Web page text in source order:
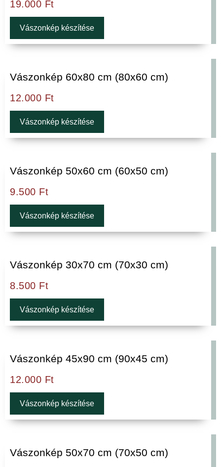
19.000 Ft
Vászonkép készítése
Vászonkép 60x80 cm (80x60 cm)
12.000 Ft
Vászonkép készítése
Vászonkép 50x60 cm (60x50 cm)
9.500 Ft
Vászonkép készítése
Vászonkép 30x70 cm (70x30 cm)
8.500 Ft
Vászonkép készítése
Vászonkép 45x90 cm (90x45 cm)
12.000 Ft
Vászonkép készítése
Vászonkép 50x70 cm (70x50 cm)